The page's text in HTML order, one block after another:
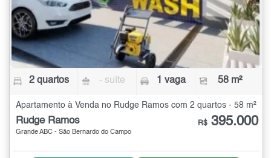
2 quartos - suíte 1 vaga 58 m²
Apartamento à Venda no Rudge Ramos com 2 quartos - 58 m²
Rudge Ramos
Grande ABC - São Bernardo do Campo
R$ 395.000